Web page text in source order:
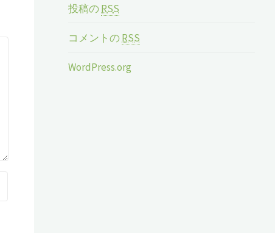
投稿のRSS
コメントのRSS
WordPress.org